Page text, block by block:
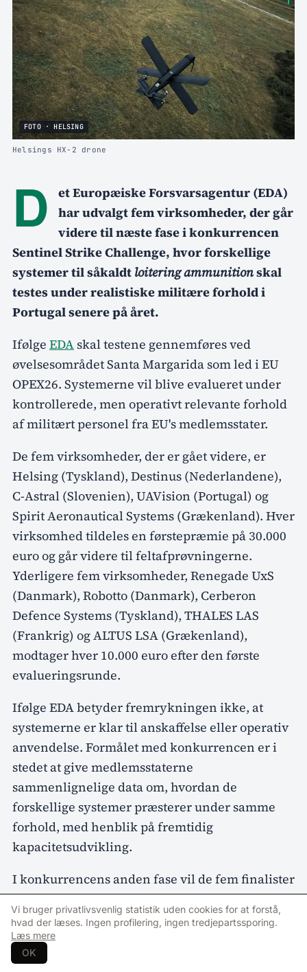
FOTO · HELSING
Helsings HX-2 drone
D
et Europæiske Forsvarsagentur (EDA)
har udvalgt fem virksomheder, der går
videre til næste fase i konkurrencen
Sentinel Strike Challenge, hvor forskellige
systemer til såkaldt loitering ammunitionskal
testes under realistiske militære forhold i
Portugal senere på året.
Ifølge EDA skal testene gennemføres ved
øvelsesområdet Santa Margarida som led i EU
OPEX26. Systemerne vil blive evalueret under
kontrollerede, men operativt relevante forhold
af militært personel fra EU's medlemsstater.
De fem virksomheder, der er gået videre, er
Helsing (Tyskland), Destinus (Nederlandene),
C-Astral (Slovenien), UAVision (Portugal) og
Spirit Aeronautical Systems (Grækenland). Hver
virksomhed tildeles en førstepræmie på 30.000
euro og går videre til feltafprøvningerne.
Yderligere fem virksomheder, Renegade UxS
(Danmark), Robotto (Danmark), Cerberon
Defence Systems (Tyskland), THALES LAS
(Frankrig) og ALTUS LSA (Grækenland),
modtager hver 10.000 euro efter den første
evalueringsrunde.
Ifølge EDA betyder fremrykningen ikke, at
systemerne er klar til anskaffelse eller operativ
anvendelse. Formålet med konkurrencen er i
stedet at give medlemsstaterne
sammenlignelige data om, hvordan de
forskellige systemer præsterer under samme
forhold, med henblik på fremtidig
kapacitetsudvikling.
I konkurrencens anden fase vil de fem finalister
konkurrere om en samlet præmiesum på 1,8
millioner euro. De endelige vindere ventes
offentliggjort i løbet af 2027.
Vi bruger privatlivsvenlig statistik uden cookies for at forstå,
hvad der læses. Ingen profilering, ingen tredjepartssporing.
Læs mere
OK